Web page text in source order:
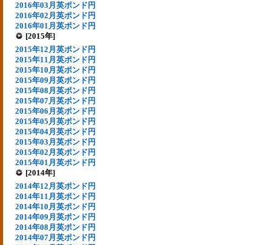
2016年03月英ポンド円
2016年02月英ポンド円
2016年01月英ポンド円
[2015年]
2015年12月英ポンド円
2015年11月英ポンド円
2015年10月英ポンド円
2015年09月英ポンド円
2015年08月英ポンド円
2015年07月英ポンド円
2015年06月英ポンド円
2015年05月英ポンド円
2015年04月英ポンド円
2015年03月英ポンド円
2015年02月英ポンド円
2015年01月英ポンド円
[2014年]
2014年12月英ポンド円
2014年11月英ポンド円
2014年10月英ポンド円
2014年09月英ポンド円
2014年08月英ポンド円
2014年07月英ポンド円